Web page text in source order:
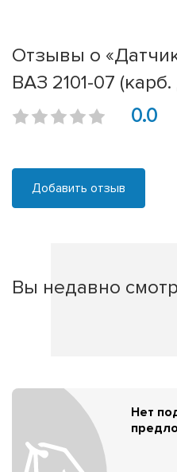
Отзывы о
ВАЗ 2101-07
0.0
Добавить отзыв
Вы недавно
Нет